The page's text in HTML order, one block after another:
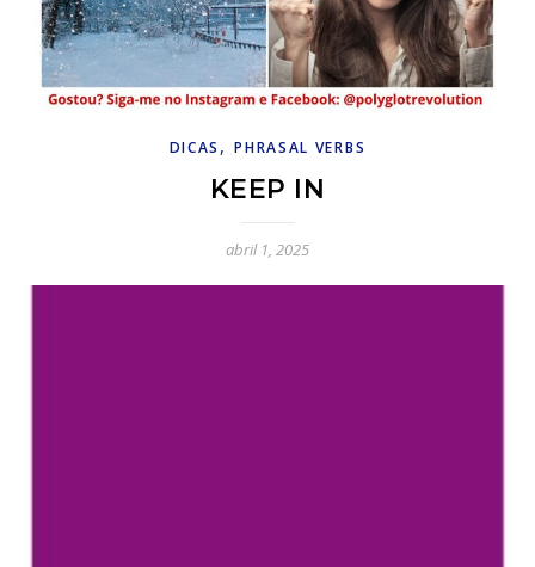
DICAS ,PHRASAL VERBS
KEEP IN
abril 1, 2025